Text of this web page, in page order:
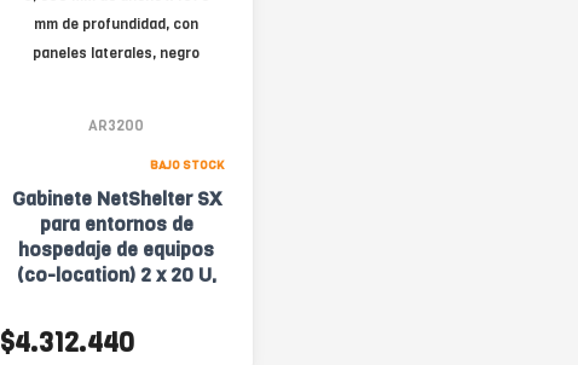
AR3200
BAJO STOCK
Gabinete NetShelter SX
para entornos de
hospedaje de equipos
(co-location) 2 x 20 U,
mm de profundidad, con
paneles laterales, negro
$4.312.440